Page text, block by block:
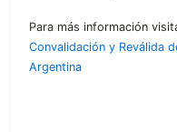
Para más información
Convalidación y Reválida
Argentina